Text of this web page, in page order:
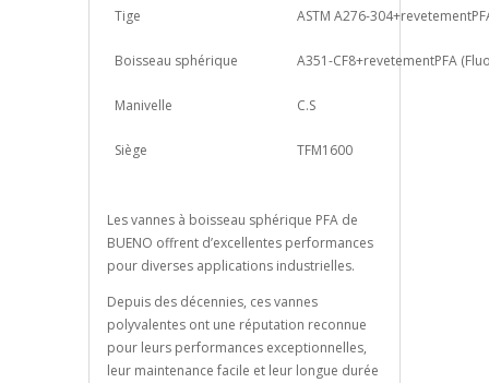
Tige ASTM A276-
Boisseau sphérique A351-CF8+revetementPFA
Manivelle C.S
Siège TFM1600
Les vannes à boisseau sphérique PFA de
BUENO offrent d’excellentes performances
pour diverses applications industrielles.
Depuis des décennies, ces vannes
polyvalentes ont une réputation reconnue
pour leurs performances exceptionnelles,
leur maintenance facile et leur longue durée